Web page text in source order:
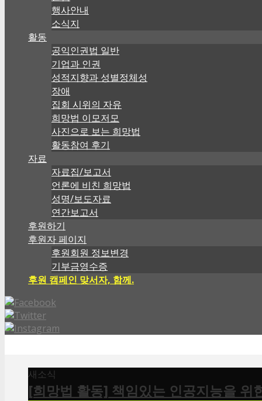
행사안내
소식지
활동
공익인권법 일반
기업과 인권
성적지향과 성별정체성
장애
집회 시위의 자유
희망법 이모저모
사진으로 보는 희망법
활동참여 후기
자료
자료집/보고서
언론에 비친 희망법
성명/보도자료
연간보고서
후원하기
후원자 페이지
후원회원 정보변경
기부금영수증
후원 캠페인 맞서자, 함께.
새소식
[희망법 활동] 책임있는 인공지능을 위